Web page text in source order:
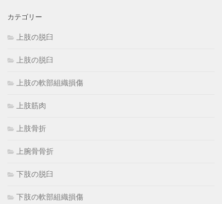
カテゴリー
上肢の脱臼
上肢の脱臼
上肢の軟部組織損傷
上肢筋肉
上肢骨折
上腕骨骨折
下肢の脱臼
下肢の軟部組織損傷